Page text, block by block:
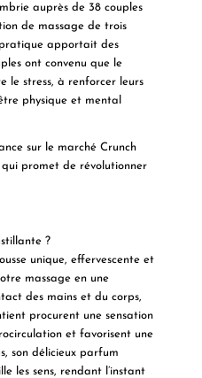
auprès de 38 couples
de massage de trois
apportait des
ont convenu que le
le stress, à renforcer leurs
physique et mental
sur le marché Crunch
qui promet de révolutionner
?
unique, effervescente et
massage en une
des mains et du corps,
procurent une sensation
et favorisent une
son délicieux parfum
les sens, rendant l’instant